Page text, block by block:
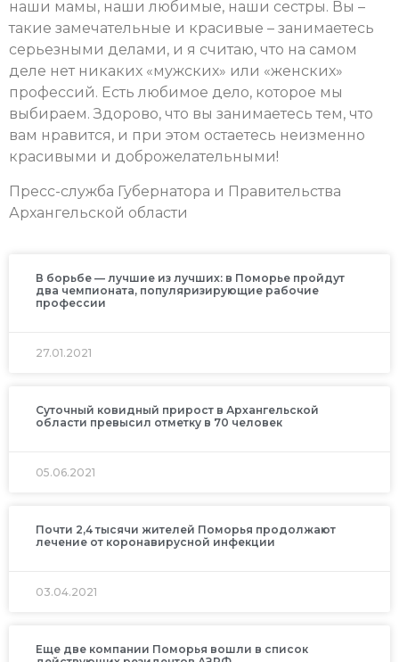
наши мамы, наши любимые, наши сестры. Вы –
такие замечательные и красивые – занимаетесь
серьезными делами, и я считаю, что на самом
деле нет никаких «мужских» или «женских»
профессий. Есть любимое дело, которое мы
выбираем. Здорово, что вы занимаетесь тем, что
вам нравится, и при этом остаетесь неизменно
красивыми и доброжелательными!
Пресс-служба Губернатора и Правительства
Архангельской области
В борьбе — лучшие из лучших: в Поморье пройдут
два чемпионата, популяризирующие рабочие
профессии
27.01.2021
Суточный ковидный прирост в Архангельской
области превысил отметку в 70 человек
05.06.2021
Почти 2,4 тысячи жителей Поморья продолжают
лечение от коронавирусной инфекции
03.04.2021
Еще две компании Поморья вошли в список